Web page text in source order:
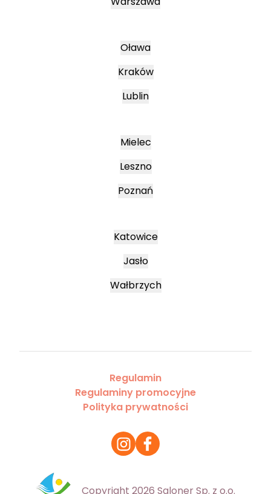
Oława
Kraków
Lublin
Mielec
Leszno
Poznań
Katowice
Jasło
Wałbrzych
Regulamin
Regulaminy promocyjne
Polityka prywatności
Copyright 2026 Saloner Sp. z o.o.